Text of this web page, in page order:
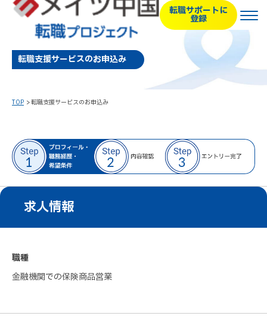
転職サポートに
登録
転職支援サービスのお申込み
TOP 転職支援サービスのお申込み
求人情報
職種
金融機関での保険商品営業